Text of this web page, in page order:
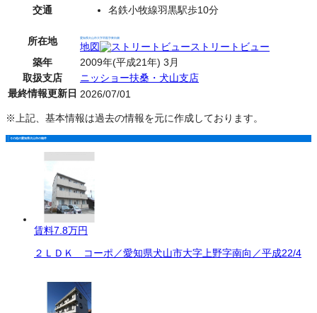
交通 名鉄小牧線羽黒駅歩10分
所在地 愛知県犬山市大字羽黒字東向畑
地図
ストリートビュー
築年
2009年(平成21年) 3月
取扱支店
ニッショー扶桑・犬山支店
最終情報更新日 2026/07/01
※上記、基本情報は過去の情報を元に作成しております。
その他の愛知県犬山市の物件
賃料7.8万円
２ＬＤＫ コーポ／愛知県犬山市大字上野字南向／平成22/4